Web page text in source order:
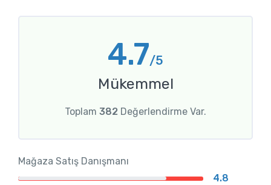
4.7/5
Mükemmel
Toplam 382 Değerlendirme Var.
Mağaza Satış Danışmanı
4.8